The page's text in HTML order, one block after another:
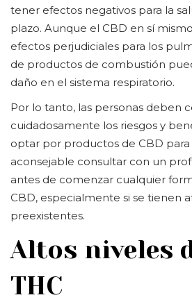
tener efectos negativos para la
plazo. Aunque el CBD en sí
efectos perjudiciales para los
de productos de combustión
daño en el sistema respiratorio.
Por lo tanto, las personas deben
cuidadosamente los riesgos y
optar por productos de CBD
aconsejable consultar con un
antes de comenzar cualquier
CBD, especialmente si se tienen
preexistentes.
Altos niveles
THC